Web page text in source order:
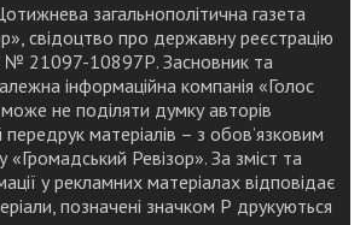
загальнополітична газета
свідоцтво про державну реєстрацію
№ 21097-10897Р. Засновник та
інформаційна компанія «Голос
не поділяти думку авторів
передрук матеріалів – з обов’язковим
«Громадський Ревізор». За зміст та
у рекламних матеріалах відповідає
позначені значком Р друкуються